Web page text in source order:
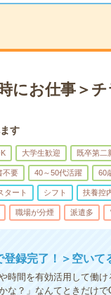
にお仕事＞
す
大学生歓迎 既卒第二
不要 40～50代活躍 60
タート シフト 扶養控
職場が分煙 派遣多
録完了！＞空いて
時間を有効活用して働
な？」なんてときだけ